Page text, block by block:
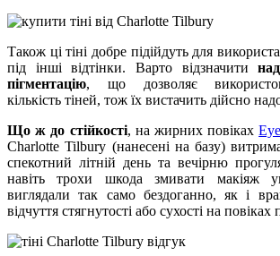
Також ці тіні добре підійдуть для
під інші відтінки. Варто відзначити
пігментацію, що дозволяє
кількість тіней, тож їх вистачить дійсно
Що ж до стійкості, на жирних повіках
Charlotte Tilbury (нанесені на базу)
спекотний літній день та вечірню
навіть трохи шкода змивати макіяж
виглядали так само бездоганно, як і
відчуття стягнутості або сухості на